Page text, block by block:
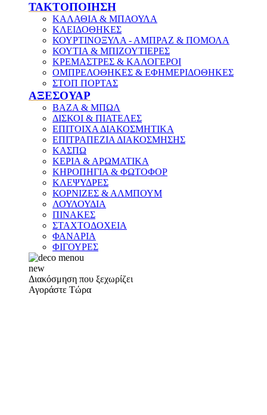
ΤΑΚΤΟΠΟΙΗΣΗ
ΚΑΛΑΘΙΑ & ΜΠΑΟΥΛΑ
ΚΛΕΙΔΟΘΗΚΕΣ
ΚΟΥΡΤΙΝΟΞΥΛΑ - ΑΜΠΡΑΖ & ΠΟΜΟΛΑ
ΚΟΥΤΙΑ & ΜΠΙΖΟΥΤΙΕΡΕΣ
ΚΡΕΜΑΣΤΡΕΣ & ΚΑΛΟΓΕΡΟΙ
ΟΜΠΡΕΛΟΘΗΚΕΣ & ΕΦΗΜΕΡΙΔΟΘΗΚΕΣ
ΣΤΟΠ ΠΟΡΤΑΣ
ΑΞΕΣΟΥΑΡ
ΒΑΖΑ & ΜΠΩΛ
ΔΙΣΚΟΙ & ΠΙΑΤΕΛΕΣ
ΕΠΙΤΟΙΧΑ ΔΙΑΚΟΣΜΗΤΙΚΑ
ΕΠΙΤΡΑΠΕΖΙΑ ΔΙΑΚΟΣΜΗΣΗΣ
ΚΑΣΠΩ
ΚΕΡΙΑ & ΑΡΩΜΑΤΙΚΑ
ΚΗΡΟΠΗΓΙΑ & ΦΩΤΟΦΟΡ
ΚΛΕΨΥΔΡΕΣ
ΚΟΡΝΙΖΕΣ & ΑΛΜΠΟΥΜ
ΛΟΥΛΟΥΔΙΑ
ΠΙΝΑΚΕΣ
ΣΤΑΧΤΟΔΟΧΕΙΑ
ΦΑΝΑΡΙΑ
ΦΙΓΟΥΡΕΣ
new
Διακόσμηση που ξεχωρίζει
Αγοράστε Τώρα